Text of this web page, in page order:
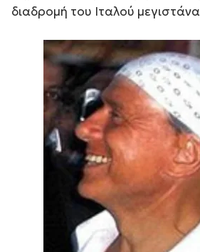
διαδρομή του Ιταλού